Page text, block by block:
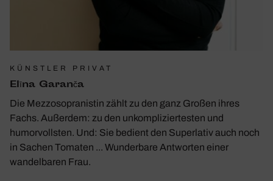
KÜNSTLER PRIVAT
Elīna Garanča
Die Mezzosopranistin zählt zu den ganz Großen ihres
Fachs. Außerdem: zu den unkompliziertesten und
humorvollsten. Und: Sie bedient den Superlativ auch noch
in Sachen Tomaten ... Wunderbare Antworten einer
wandelbaren Frau.